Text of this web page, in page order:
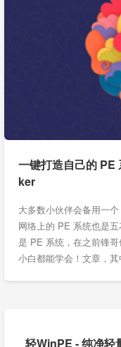
一键打造自己的 PE
ker
大多数小伙伴会备用一
网络上的 PE 系统也是
是 PE 系统，在之前锋
小白都能学会！文章，
轻WinPE - 纯净轻